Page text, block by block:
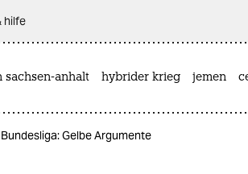
hilfe
sachsen-anhalt hybrider krieg jemen
Gelbe Argumente